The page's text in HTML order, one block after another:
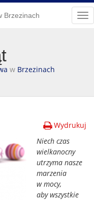
Brzezinach
w Brzezinach
Wydrukuj
Niech czas
wielkanocny
utrzyma nasze
marzenia
w mocy,
aby wszystkie